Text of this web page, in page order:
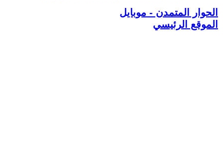
الحوار المتمدن - موبايل
الموقع الرئيسي